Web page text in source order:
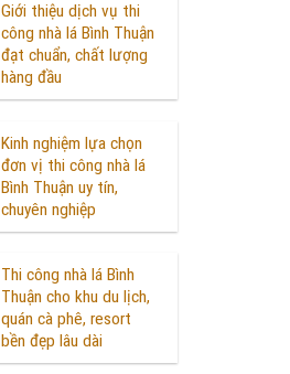
Giới thiệu dịch vụ thi
công nhà lá Bình Thuận
đạt chuẩn, chất lượng
hàng đầu
Kinh nghiệm lựa chọn
đơn vị thi công nhà lá
Bình Thuận uy tín,
chuyên nghiệp
Thi công nhà lá Bình
Thuận cho khu du lịch,
quán cà phê, resort
bền đẹp lâu dài